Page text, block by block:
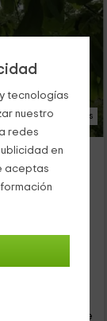
tecnologías
nuestro
redes
en
aceptas
33 Fotos
persona y noche